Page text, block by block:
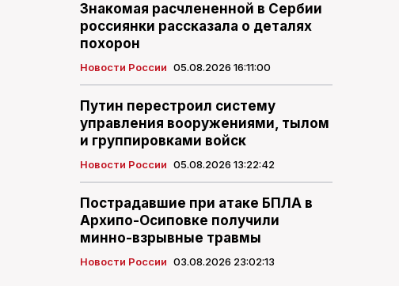
Знакомая расчлененной в Сербии
россиянки рассказала о деталях
похорон
Новости России 05.08.2026 16:11:00
Путин перестроил систему
управления вооружениями, тылом
и группировками войск
Новости России 05.08.2026 13:22:42
Пострадавшие при атаке БПЛА в
Архипо-Осиповке получили
минно-взрывные травмы
Новости России 03.08.2026 23:02:13